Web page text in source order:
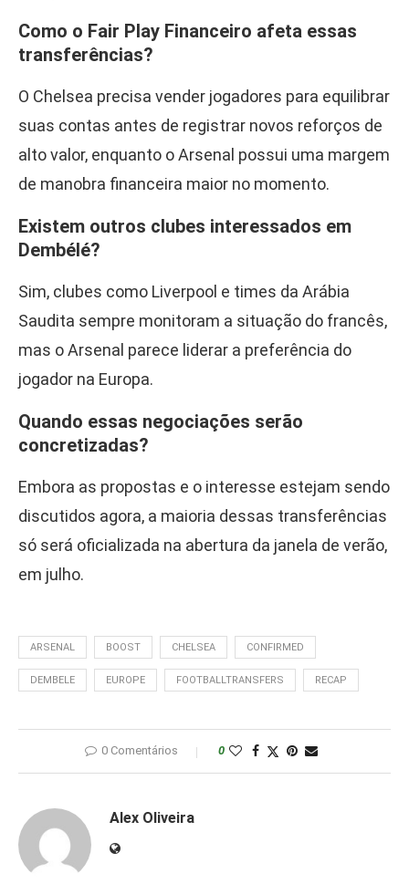
Como o Fair Play Financeiro afeta essas
transferências?
O Chelsea precisa vender jogadores para equilibrar
suas contas antes de registrar novos reforços de
alto valor, enquanto o Arsenal possui uma margem
de manobra financeira maior no momento.
Existem outros clubes interessados em
Dembélé?
Sim, clubes como Liverpool e times da Arábia
Saudita sempre monitoram a situação do francês,
mas o Arsenal parece liderar a preferência do
jogador na Europa.
Quando essas negociações serão
concretizadas?
Embora as propostas e o interesse estejam sendo
discutidos agora, a maioria dessas transferências
só será oficializada na abertura da janela de verão,
em julho.
ARSENAL BOOST CHELSEA CONFIRMED
DEMBELE EUROPE FOOTBALLTRANSFERS RECAP
0 Comentários 0
Alex Oliveira